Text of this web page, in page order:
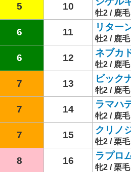
5 10
牡2 / 鹿
6 11 リター
牡2 / 鹿
6 12 ネブカ
牡2 / 鹿
7 13 ビック
牝2 / 鹿
7 14 ラマハ
牝2 / 鹿
7 15 クリノ
牡2 / 栗
8 16 ラプロ
牝2 / 栗